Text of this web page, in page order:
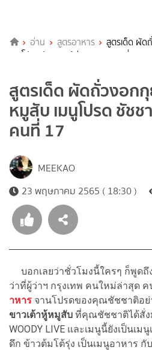
อ่าน สูตรอาหาร
สูตรเด็ด ผัด
เมนูโปรด ชัชชาติ ผู้ว่ากรุงเทพ คนที่ 17
สูตรเด็ด ผัดถั่วงอก
หมูสับ เมนูโปรด ชัช
คนที่ 17
MEEKAO
23 พฤษภาคม 2565 ( 18:30 )
บอกเลยว่าชั่วโมงนี้ใครๆ ก็พูด
ว่าที่ผู้ว่าฯ กรุงเทพ คนใหม่ล่าสุด
าหาร จานโปรดของคุณชัชชาติอย่
ขาวเต้าหู้หมูสับ ที่คุณชัชชาติได้สั่ง
WOODY LIVE และเมนูนี้ยังเป็นเ
ดึก ข้าวต้มโต้รุ่ง เป็นเมนูอาหาร กั